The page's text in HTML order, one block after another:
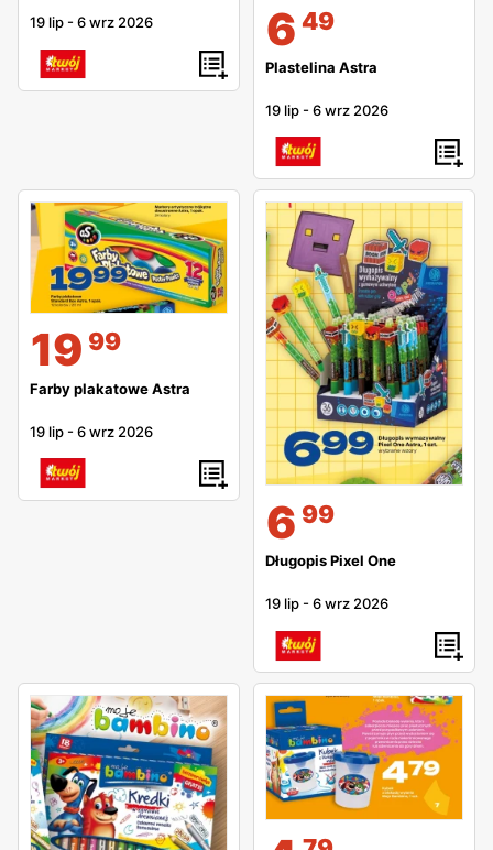
19 lip -6 wrz 2026 6 49
Plastelina Astra
19 lip -6 wrz 2026
19 99
Farby plakatowe Astra
19 lip -6 wrz 2026
6 99
Długopis Pixel One
19 lip -6 wrz 2026